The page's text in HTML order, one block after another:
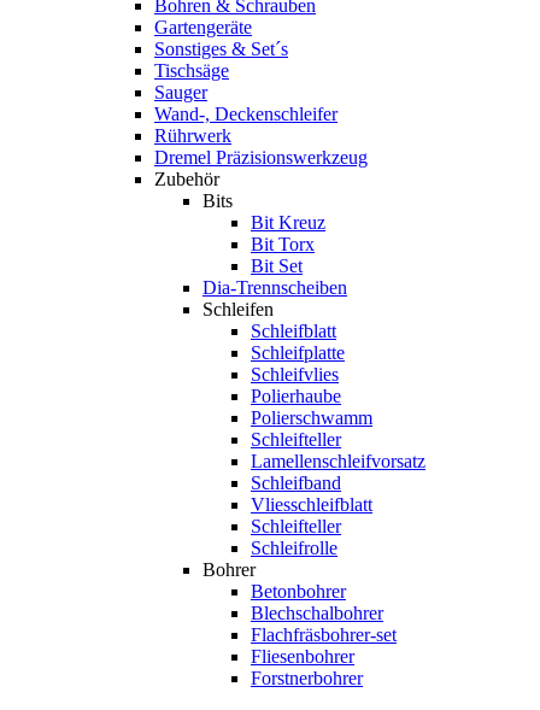
Bohren & Schrauben
Gartengeräte
Sonstiges & Set´s
Tischsäge
Sauger
Wand-, Deckenschleifer
Rührwerk
Dremel Präzisionswerkzeug
Zubehör
Bits
Bit Kreuz
Bit Torx
Bit Set
Dia-Trennscheiben
Schleifen
Schleifblatt
Schleifplatte
Schleifvlies
Polierhaube
Polierschwamm
Schleifteller
Lamellenschleifvorsatz
Schleifband
Vliesschleifblatt
Schleifteller
Schleifrolle
Bohrer
Betonbohrer
Blechschalbohrer
Flachfräsbohrer-set
Fliesenbohrer
Forstnerbohrer